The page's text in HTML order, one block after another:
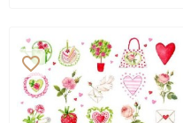
favorite_border